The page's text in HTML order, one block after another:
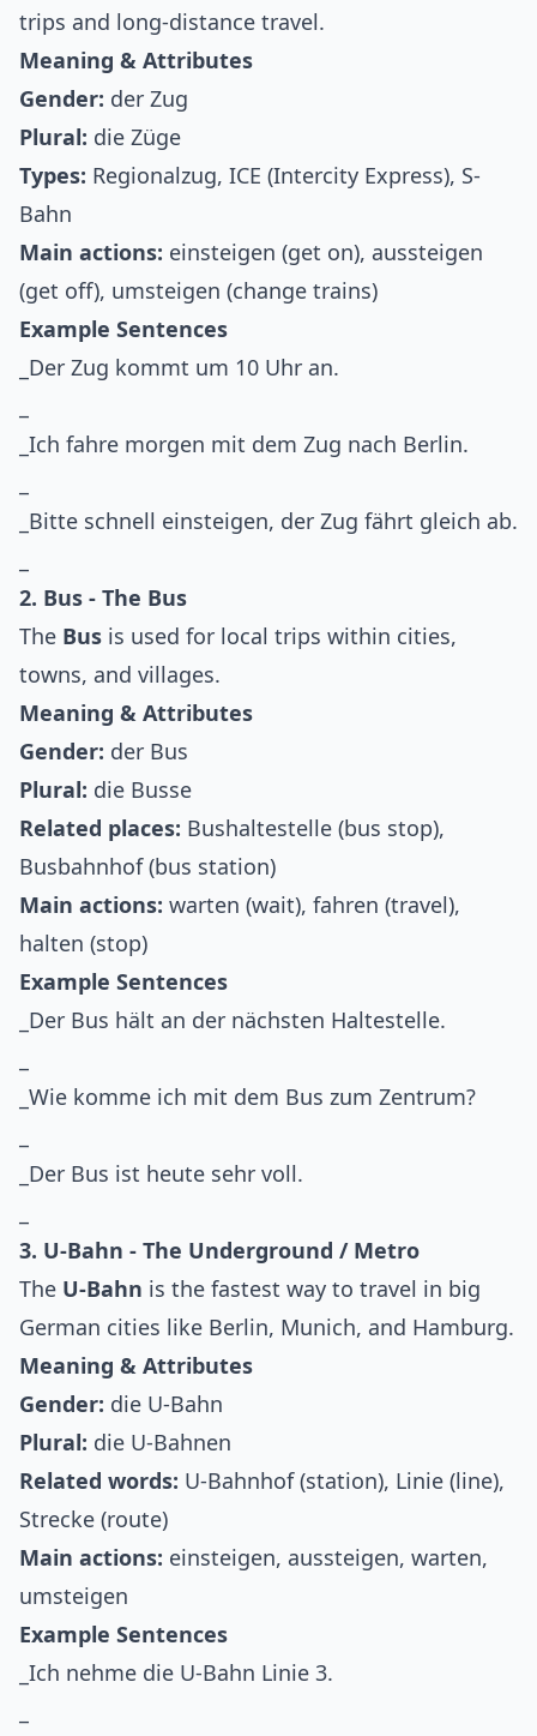
trips and long-distance travel.
Meaning & Attributes
Gender: der Zug
Plural: die Züge
Types: Regionalzug, ICE (Intercity Express), S-
Bahn
Main actions: einsteigen (get on), aussteigen
(get off), umsteigen (change trains)
Example Sentences
_Der Zug kommt um 10 Uhr an.
_Ich fahre morgen mit dem Zug nach Berlin.
_Bitte schnell einsteigen, der Zug fährt gleich ab.
2. Bus - The Bus
The Bus is used for local trips within cities,
towns, and villages.
Meaning & Attributes
Gender: der Bus
Plural: die Busse
Related places: Bushaltestelle (bus stop),
Busbahnhof (bus station)
Main actions: warten (wait), fahren (travel),
halten (stop)
Example Sentences
_Der Bus hält an der nächsten Haltestelle.
_Wie komme ich mit dem Bus zum Zentrum?
_Der Bus ist heute sehr voll.
3. U-Bahn - The Underground / Metro
The U-Bahn is the fastest way to travel in big
German cities like Berlin, Munich, and Hamburg.
Meaning & Attributes
Gender: die U-Bahn
Plural: die U-Bahnen
Related words: U-Bahnhof (station), Linie (line),
Strecke (route)
Main actions: einsteigen, aussteigen, warten,
umsteigen
Example Sentences
_Ich nehme die U-Bahn Linie 3.